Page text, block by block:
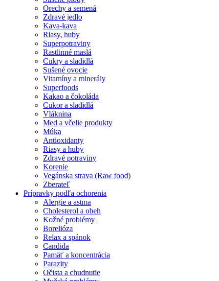
Orechy a semená
Zdravé jedlo
Kava-kava
Riasy, huby
Superpotraviny
Rastlinné maslá
Cukry a sladidlá
Sušené ovocie
Vitamíny a minerály
Superfoods
Kakao a čokoláda
Cukor a sladidlá
Vláknina
Med a včelie produkty
Múka
Antioxidanty
Riasy a huby
Zdravé potraviny
Korenie
Vegánska strava (Raw food)
Zberateľ
Prípravky podľa ochorenia
Alergie a astma
Cholesterol a obeh
Kožné problémy
Borelióza
Relax a spánok
Candida
Pamäť a koncentrácia
Parazity
Očista a chudnutie